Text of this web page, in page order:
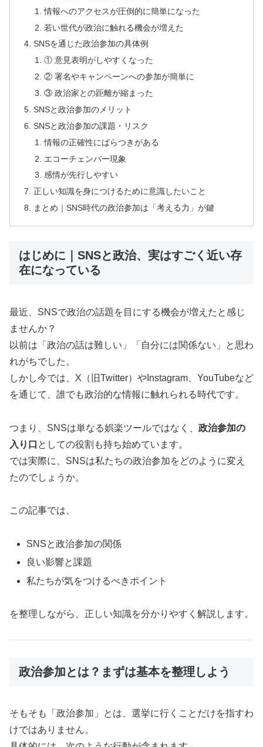
情報へのアクセスが圧倒的に簡単になった
若い世代が政治に触れる機会が増えた
SNSを通じた政治参加の具体例
① 意見表明がしやすくなった
② 署名やキャンペーンへの参加が簡単に
③ 政治家との距離が縮まった
SNSと政治参加のメリット
SNSと政治参加の課題・リスク
情報の正確性にばらつきがある
エコーチェンバー現象
感情が先行しやすい
正しい知識を身につけるために意識したいこと
まとめ｜SNS時代の政治参加は「考える力」が鍵
はじめに｜SNSと政治、実はすごく近い存
在になっている
最近、SNSで政治の話題を目にする機会が増えたと感じ
ませんか？
以前は「政治の話は難しい」「自分には関係ない」と思わ
れがちでした。
しかし今では、X（旧Twitter）やInstagram、YouTubeなど
を通じて、誰でも政治的な情報に触れられる時代です。
つまり、SNSは単なる娯楽ツールではなく、 政治参加の
入り口 としての役割も持ち始めています。
では実際に、SNSは私たちの政治参加をどのように変え
たのでしょうか。
この記事では、
SNSと政治参加の関係
良い影響と課題
私たちが気をつけるべきポイント
を整理しながら、正しい知識を分かりやすく解説します。
政治参加とは？まずは基本を整理しよう
そもそも「政治参加」とは、選挙に行くことだけを指すわ
けではありません。